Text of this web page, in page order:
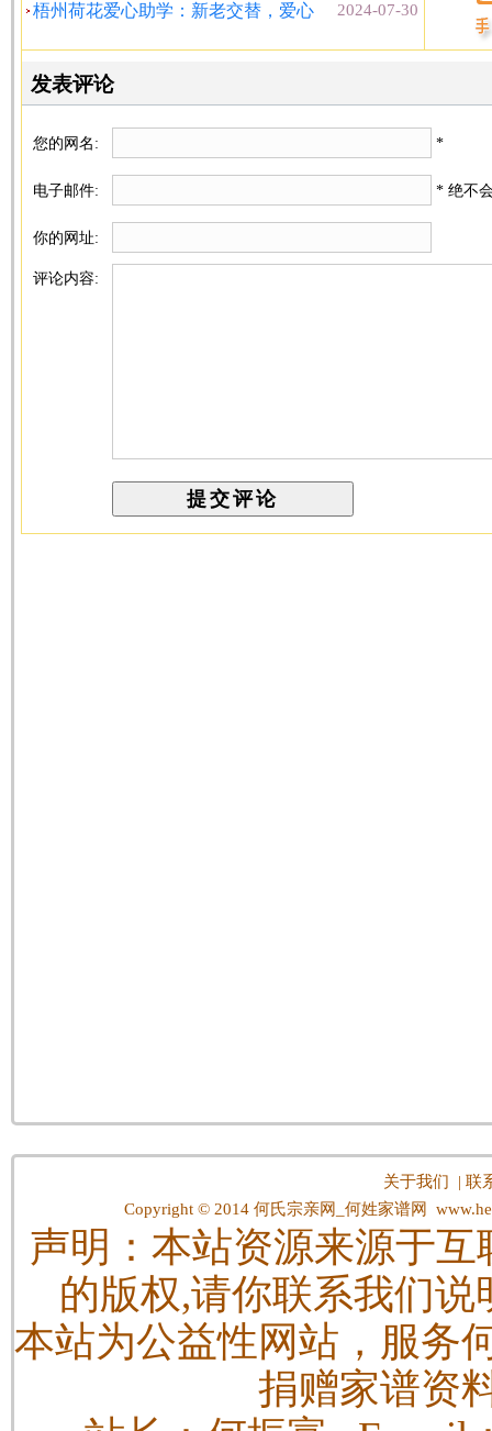
2024-07-30
梧州荷花爱心助学：新老交替，爱心
发表评论
您的网名: *
电子邮件: * 绝不
你的网址:
评论内容:
关于我们 |联
Copyright © 2014 何氏宗亲网_何姓家谱网
声明：本站资源来源于
的版权,请你联系我们
本站为公益性网站，服务
捐赠家谱资